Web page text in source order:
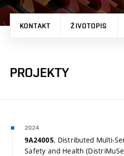
KONTAKT ŽIVOTOPIS
PROJEKTY
2024
9A24005, Distributed Multi-
Safety and Health